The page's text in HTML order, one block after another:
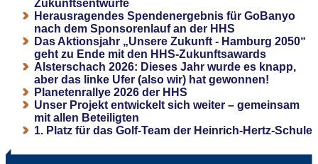
Zukunftsentwürfe
Herausragendes Spendenergebnis für GoBanyo
nach dem Sponsorenlauf an der HHS
Das Aktionsjahr „Unsere Zukunft - Hamburg 2050“
geht zu Ende mit den HHS-Zukunftsawards
Alsterschach 2026: Dieses Jahr wurde es knapp,
aber das linke Ufer (also wir) hat gewonnen!
Planetenrallye 2026 der HHS
Unser Projekt entwickelt sich weiter – gemeinsam
mit allen Beteiligten
1. Platz für das Golf-Team der Heinrich-Hertz-Schule